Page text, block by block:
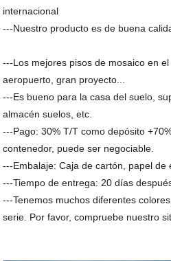
internacional
---Nuestro producto es de buena
---Los mejores pisos de mosaico en el
aeropuerto, gran proyecto...
---Es bueno para la casa del suelo,
almacén suelos, etc.
---Pago: 30% T/T como depósito
contenedor, puede ser negociable.
---Embalaje: Caja de cartón, papel
---Tiempo de entrega: 20 días
---Tenemos muchos diferentes
serie. Por favor, compruebe nuestro